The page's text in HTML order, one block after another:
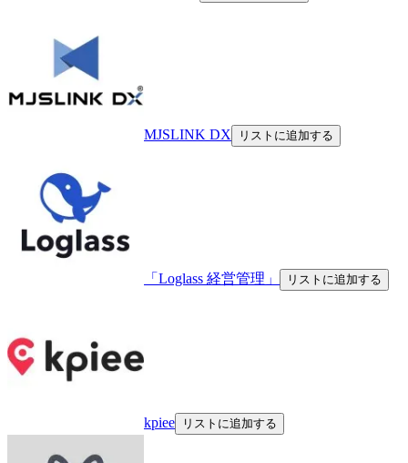
MJSLINK DX リストに追加する
「Loglass 経営管理」 リストに追加する
kpiee リストに追加する